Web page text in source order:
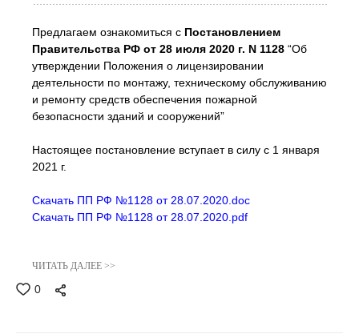
Предлагаем ознакомиться с Постановлением
Правительства РФ от 28 июля 2020 г. N 1128 “Об
утверждении Положения о лицензировании
деятельности по монтажу, техническому обслуживанию
и ремонту средств обеспечения пожарной
безопасности зданий и сооружений”
Настоящее постановление вступает в силу с 1 января
2021 г.
Скачать ПП РФ №1128 от 28.07.2020.doc
Скачать ПП РФ №1128 от 28.07.2020.pdf
ЧИТАТЬ ДАЛЕЕ >>
0